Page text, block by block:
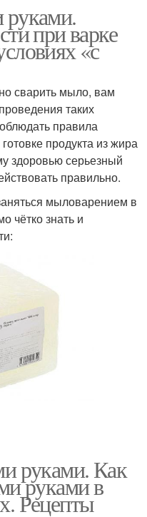
при варке
«с
сварить мыло, вам
таких
правила
продукта из жира
здоровью серьезный
правильно.
мыловарением в
чётко знать и
руками. Как
руками в
Рецепты